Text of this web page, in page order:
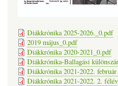
Diákkrónika 2025-2026._0.pdf
2019 május_0.pdf
Diákkrónika 2020-2021_0.pdf
Diákkrónika-Ballagási
Diákkrónika 2021-2022.
Diákkrónika 2021-2022. 2.